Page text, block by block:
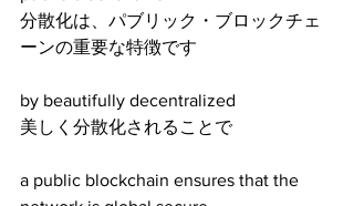
分散化は、パブリック・ブロックチェ
ーンの重要な特徴です
by beautifully decentralized
美しく分散化されることで
a public blockchain ensures that the